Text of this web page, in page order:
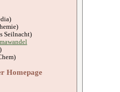
Seilnacht)
Homepage